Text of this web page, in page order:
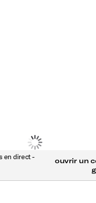
en direct -